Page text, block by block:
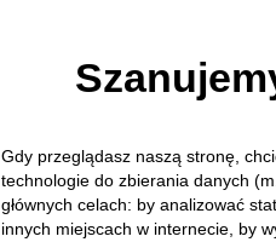
Gdy przeglądasz naszą stronę,
technologie do zbierania danych
głównych celach: by analizować
innych miejscach w internecie, by